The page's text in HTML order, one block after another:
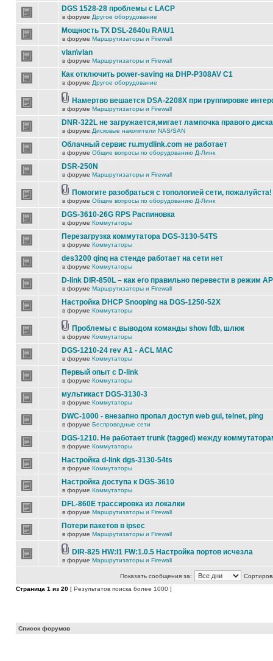
DGS 1528-28 проблемы с LACP
в форуме Другое оборудование
Мощность TX DSL-2640u RA\U1
в форуме Маршрутизаторы и Firewall
vlan\vlan
в форуме Маршрутизаторы и Firewall
Как отключить power-saving на DHP-P308AV C1
в форуме Другое оборудование
Намертво вешается DSA-2208X при группировке
в форуме Маршрутизаторы и Firewall
DNR-322L не загружается,мигает лампочка правого диска
в форуме Дисковые накопители NAS/SAN
Облачный сервис ru.mydlink.com не работает
в форуме Общие вопросы по оборудованию Д-Линк
DSR-250N
в форуме Маршрутизаторы и Firewall
Помогите разобраться с топологией сети, пожалуйста!
в форуме Общие вопросы по оборудованию Д-Линк
DGS-3610-26G RPS Распиновка
в форуме Коммутаторы
Перезагрузка коммутатора DGS-3130-54TS
в форуме Коммутаторы
des3200 qinq на стенде работает на сети нет
в форуме Коммутаторы
D-link DIR-850L – как его правильно перевести в режим
в форуме Маршрутизаторы и Firewall
Настройка DHCP Snooping на DGS-1250-52X
в форуме Коммутаторы
Проблемы с выводом команды show fdb, шлюк
в форуме Коммутаторы
DGS-1210-24 rev A1 - ACL MAC
в форуме Коммутаторы
Первый опыт с D-link
в форуме Коммутаторы
мультикаст DGS-3130-3
в форуме Коммутаторы
DWC-1000 - внезапно пропал доступ web gui, telnet, ping
в форуме Беспроводные сети
DGS-1210. Не работает trunk (tagged) между
в форуме Коммутаторы
Настройка d-link dgs-3130-54ts
в форуме Коммутаторы
Настройка доступа к DGS-3610
в форуме Коммутаторы
DFL-860E трассировка из локалки
в форуме Маршрутизаторы и Firewall
Потери пакетов в ipsec
в форуме Маршрутизаторы и Firewall
DIR-825 HW:I1 FW:1.0.5 Настройка портов исчезла
в форуме Маршрутизаторы и Firewall
Показать сообщения за:
Страница 1 из 20 [ Результатов поиска более 1000 ]
Список форумов